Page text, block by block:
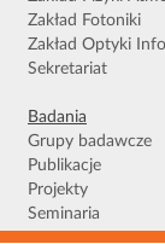
Zakład Fotoniki
Zakład Optyki
Sekretariat
Badania
Grupy badawcze
Publikacje
Projekty
Seminaria